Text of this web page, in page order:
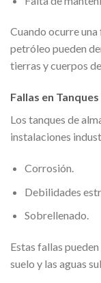
Cuando ocurre
petróleo pueden
tierras y cuerpos
Fallas en
Los tanques de
instalaciones
Corrosión.
Debilidades
Sobrellenado.
Estas fallas
suelo y las aguas